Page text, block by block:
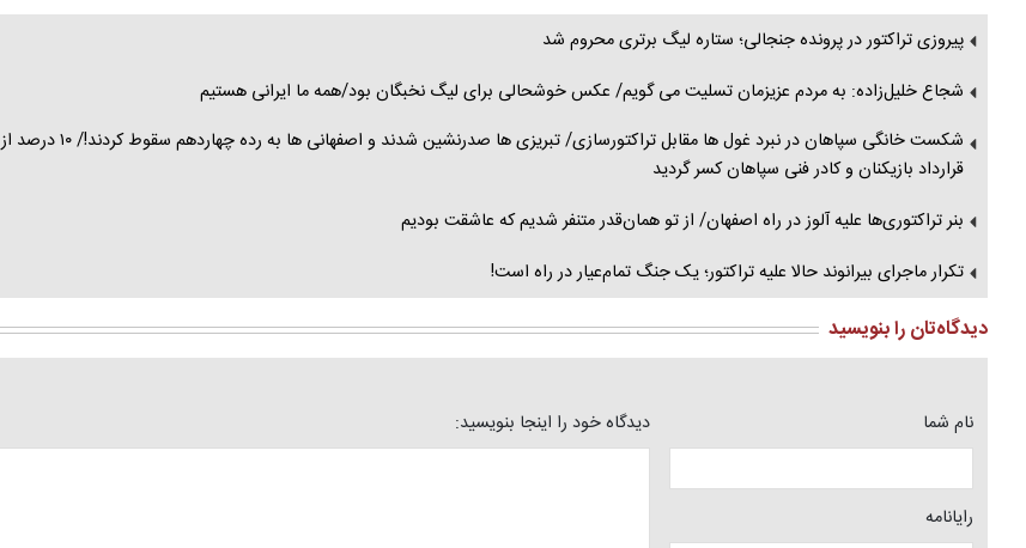
پیروزی تراکتور در پرونده جنجالی؛ ستاره لیگ برتری محروم شد
شجاع خلیل‌زاده: به مردم عزیزمان تسلیت می گویم/ عکس خوشحالی برای لیگ نخبگان بود/همه ما ایرانی هستیم
شکست خانگی سپاهان در نبرد غول ها مقابل تراکتورسازی/ تبریزی ها صدرنشین شدند و اصفهانی ها به رده چهاردهم سقوط کردند!/ ۱۰ درصد از
قرارداد بازیکنان و کادر فنی سپاهان کسر گردید
بنر تراکتوری‌ها علیه آلوز در راه اصفهان/ از تو همان‌قدر متنفر شدیم که عاشقت بودیم
تکرار ماجرای بیرانوند حالا علیه تراکتور؛ یک جنگ تمام‌عیار در راه است!
دیدگاه‌تان را بنویسید
نام شما
رایانامه
دیدگاه خود را اینجا بنویسید: